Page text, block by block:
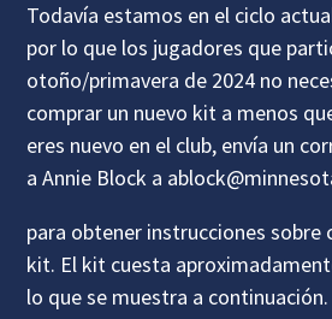
Todavía estamos en el ciclo
por lo que los jugadores que
otoño/primavera de 2024 no
comprar un nuevo kit a menos
eres nuevo en el club, envía un
a Annie Block a
para obtener instrucciones sobre
kit. El kit cuesta
lo que se muestra a continuación.